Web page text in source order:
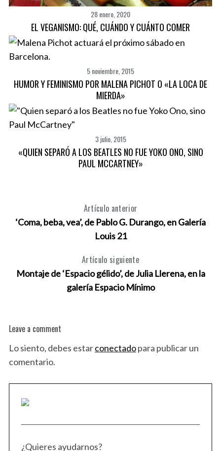
28 enero, 2020
EL VEGANISMO: QUÉ, CUÁNDO Y CUÁNTO COMER
5 noviembre, 2015
HUMOR Y FEMINISMO POR MALENA PICHOT O «LA LOCA DE
MIERDA»
3 julio, 2015
«QUIEN SEPARÓ A LOS BEATLES NO FUE YOKO ONO, SINO
PAUL MCCARTNEY»
Artículo anterior
‘Coma, beba, vea’, de Pablo G. Durango, en Galería
Louis 21
Artículo siguiente
Montaje de ‘Espacio gélido’, de Julia Llerena, en la
galería Espacio Mínimo
Leave a comment
Lo siento, debes estarconectadopara publicar un
comentario.
¿Quieres ayudarnos?
S
a